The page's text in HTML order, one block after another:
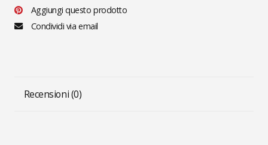
Aggiungi questo prodotto
Condividi via email
Recensioni (0)